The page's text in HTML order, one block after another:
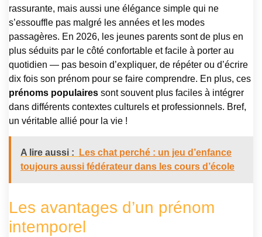
rassurante, mais aussi une élégance simple qui ne
s’essouffle pas malgré les années et les modes
passagères. En 2026, les jeunes parents sont de plus en
plus séduits par le côté confortable et facile à porter au
quotidien — pas besoin d’expliquer, de répéter ou d’écrire
dix fois son prénom pour se faire comprendre. En plus, ces
prénoms populaires sont souvent plus faciles à intégrer
dans différents contextes culturels et professionnels. Bref,
un véritable allié pour la vie !
A lire aussi :
Les chat perché : un jeu d’enfance
toujours aussi fédérateur dans les cours d’école
Les avantages d’un prénom
intemporel